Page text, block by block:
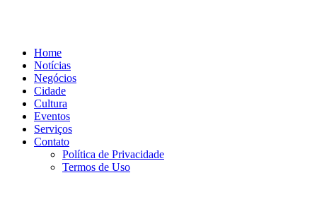
Home
Notícias
Negócios
Cidade
Cultura
Eventos
Serviços
Contato
Política de Privacidade
Termos de Uso